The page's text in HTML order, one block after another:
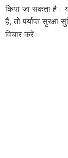
किया जा सकता है।
हैं, तो पर्याप्त
विचार करें।